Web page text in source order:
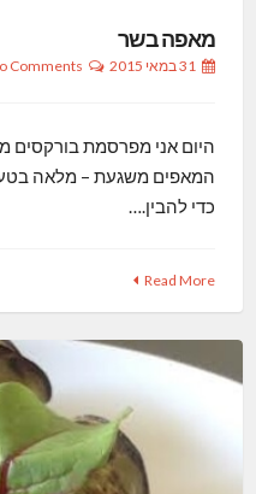
מאפה בשר
31 במאי 2015 Comments
היום אני מפרסמת בורקסים
המאפים משגעת – מלאה
כדי להבין.…
Read More